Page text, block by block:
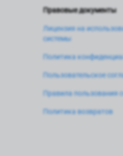
Правовые документы
Лицензия на
системы
Политика
Пользовательское
Правила пользования
Политика возвратов